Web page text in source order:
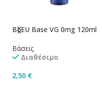
BLEU Base VG 0mg 120ml
Βάσεις
Διαθέσιμο
2,50 €